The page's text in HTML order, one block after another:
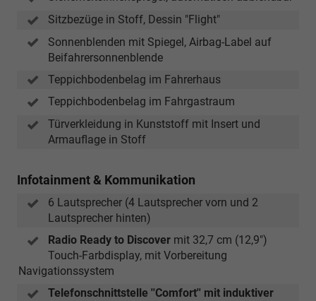
Sitzbezüge in Stoff, Dessin "Flight"
Sonnenblenden mit Spiegel, Airbag-Label auf
Beifahrersonnenblende
Teppichbodenbelag im Fahrerhaus
Teppichbodenbelag im Fahrgastraum
Türverkleidung in Kunststoff mit Insert und
Armauflage in Stoff
Infotainment & Kommunikation
6 Lautsprecher (4 Lautsprecher vorn und 2
Lautsprecher hinten)
Radio Ready to Discover mit 32,7 cm (12,9")
Touch-Farbdisplay, mit Vorbereitung
Navigationssystem
Telefonschnittstelle ''Comfort'' mit induktiver